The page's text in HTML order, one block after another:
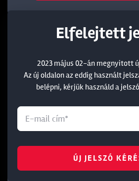
Elfelejtett
2023 május 02-án megnyitott
Az új oldalon az eddig használt
belépni, kérjük használd a
ÚJ JELSZÓ